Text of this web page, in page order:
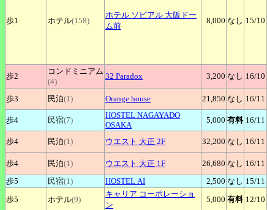
歩1 ホテル(158)
ホテル ソビアル 大阪ドー
ム前
8,000 なし 15/10
歩2
コンドミニアム
(4)
32 Paradox 3,200 なし 16/10
歩3
民泊(1) Orange house 21,850 なし 16/11
歩4 民宿(7)
HOSTEL NAGAYADO
OSAKA
5,000 有料 16/11
歩4 民泊(1) ウエスト 大正 2F 32,200 なし 16/11
歩4 民泊(1) ウエスト 大正 1F 26,680 なし 16/11
歩5
民宿(1) HOSTEL AI 2,500 なし 15/11
歩5
ホテル(9)
キャリア コーポレーショ
ン
5,000 有料 12/10